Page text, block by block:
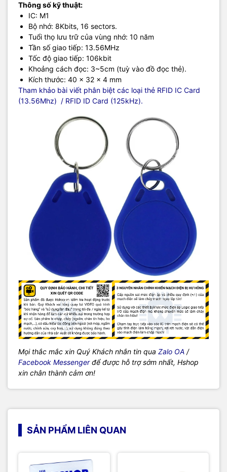
Thông số kỹ thuật:
IC: M1
Bộ nhớ: 8Kbits, 16 sectors.
Tuổi thọ lưu trữ của vùng nhớ: 10 năm
Tần số giao tiếp: 13.56MHz
Tốc độ giao tiếp: 106kbit
Khoảng cách đọc: 3~5cm (tuỳ vào đồ đọc thẻ).
Kích thước: 40 x 32 x 4 mm
Tham khảo bài viết phân biệt các loại thẻ RFID IC Card
(13.56Mhz) / RFID ID Card (125kHz).
Mọi thắc mắc xin Quý Khách nhắn tin qua Zalo OA /
Facebook Messengerđể được hỗ trợ sớm nhất, Hshop
xin chân thành cảm ơn!
SẢN PHẨM LIÊN QUAN